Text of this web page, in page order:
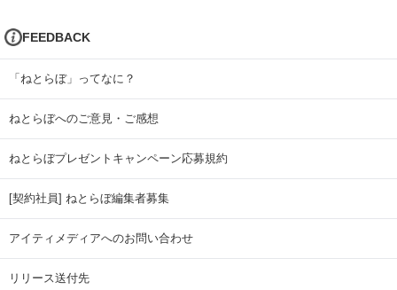
FEEDBACK
「ねとらぼ」ってなに？
ねとらぼへのご意見・ご感想
ねとらぼプレゼントキャンペーン応募規約
[契約社員] ねとらぼ編集者募集
アイティメディアへのお問い合わせ
リリース送付先